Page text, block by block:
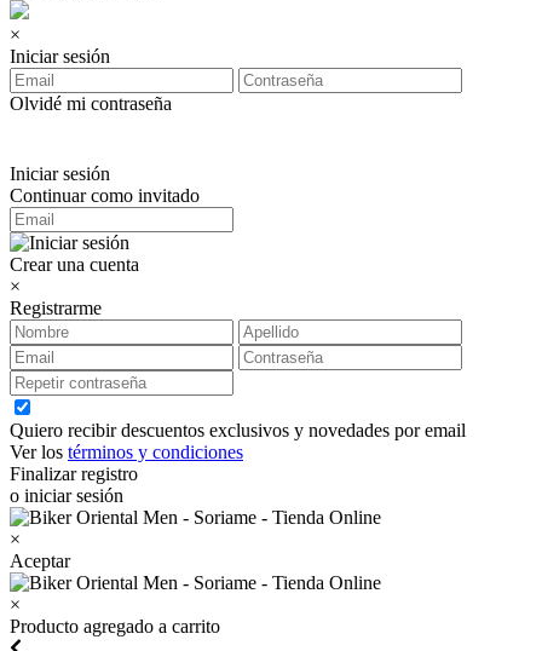
×
Iniciar sesión
Olvidé mi contraseña
Iniciar sesión
Continuar como invitado
Crear una cuenta
×
Registrarme
Quiero recibir descuentos exclusivos y novedades por email
Ver los términos y condiciones
Finalizar registro
o iniciar sesión
×
Aceptar
×
Producto agregado a carrito